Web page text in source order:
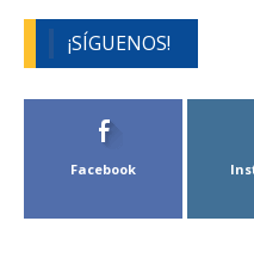
¡SÍGUENOS!